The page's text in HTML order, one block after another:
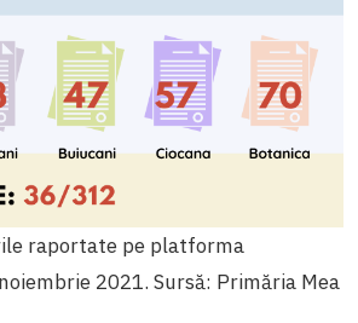
raportate pe platforma
2021. Sursă: Primăria Mea